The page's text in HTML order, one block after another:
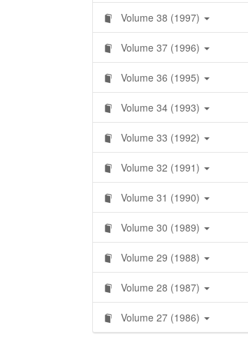
Volume 38 (1997)
Volume 37 (1996)
Volume 36 (1995)
Volume 34 (1993)
Volume 33 (1992)
Volume 32 (1991)
Volume 31 (1990)
Volume 30 (1989)
Volume 29 (1988)
Volume 28 (1987)
Volume 27 (1986)